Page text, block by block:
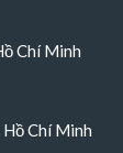
Chí Minh
Chí Minh